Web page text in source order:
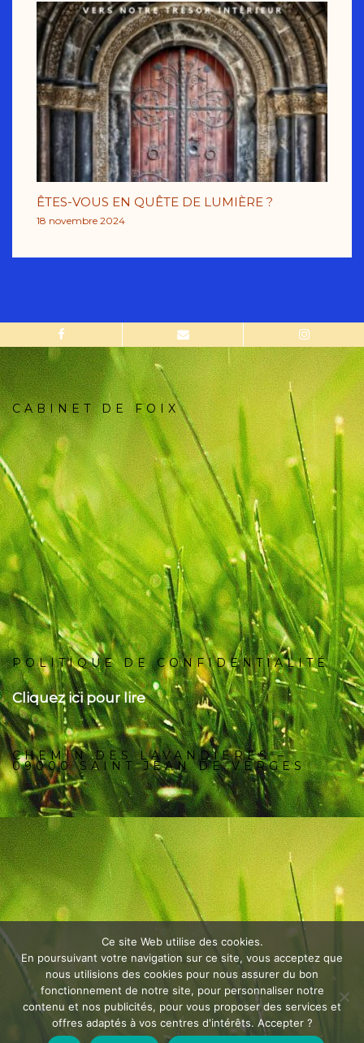
ÊTES-VOUS EN QUÊTE DE LUMIÈRE ?
18 novembre 2024
CABINET DE FOIX
POLITIQUE DE CONFIDENTIALITÉ
Cliquez ici pour lire
CHEMIN DES LAVANDIERES –
09000 SAINT JEAN DE VERGES
Ce site Web utilise des cookies.
En poursuivant votre navigation sur ce site, vous acceptez que
nous utilisions des cookies pour nous assurer du bon
fonctionnement de notre site, pour personnaliser notre
contenu et nos publicités, pour vous proposer des services et
offres adaptés à vos centres d'intérêts. Accepter ?